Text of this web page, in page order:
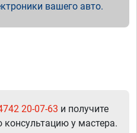
вашего авто.
20-07-63 и получите
у мастера.